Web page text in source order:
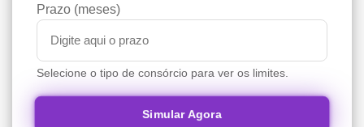
Prazo (meses)
Selecione o tipo de consórcio para ver os limites.
Simular Agora